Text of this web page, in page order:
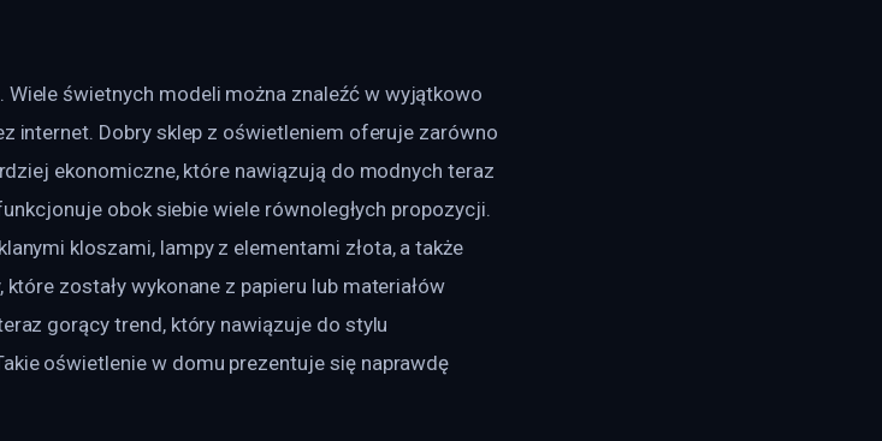
Wiele świetnych modeli można znaleźć w wyjątkowo
internet. Dobry sklep z oświetleniem oferuje zarówno
ekonomiczne, które nawiązują do modnych teraz
obok siebie wiele równoległych propozycji.
kloszami, lampy z elementami złota, a także
zostały wykonane z papieru lub materiałów
gorący trend, który nawiązuje do stylu
oświetlenie w domu prezentuje się naprawdę